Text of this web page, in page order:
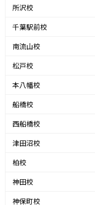
所沢校
千葉駅前校
南流山校
松戸校
本八幡校
船橋校
西船橋校
津田沼校
柏校
神田校
神保町校